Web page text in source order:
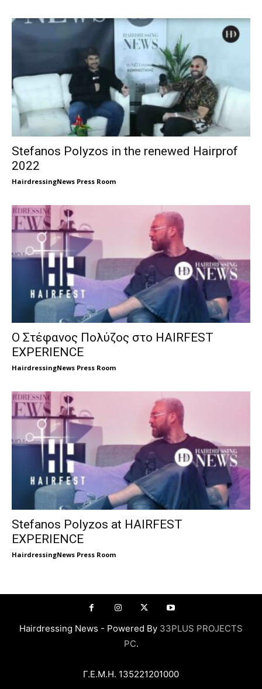
Stefanos Polyzos in the renewed Hairprof
2022
HairdressingNews Press Room
Ο Στέφανος Πολύζος στο HAIRFEST
EXPERIENCE
HairdressingNews Press Room
Stefanos Polyzos at HAIRFEST
EXPERIENCE
HairdressingNews Press Room
Hairdressing News - Powered By 33PLUS PROJECTS
PC.
Γ.Ε.Μ.Η. 135221201000